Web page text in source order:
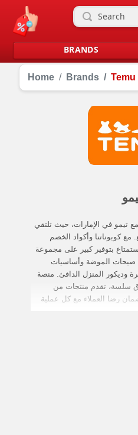
BRANDS
Home Brands Temu
تيمو في الإمارات، حيث تلتقي
كوبوناتنا وأكواد الخصم
بتوفير كبير على مجموعة
صيحات الموضة وأساسيات
وديكور المنزل الدافئ. منصة
سلسة، تقدم منتجات من
رضا العملاء مع كل عملية